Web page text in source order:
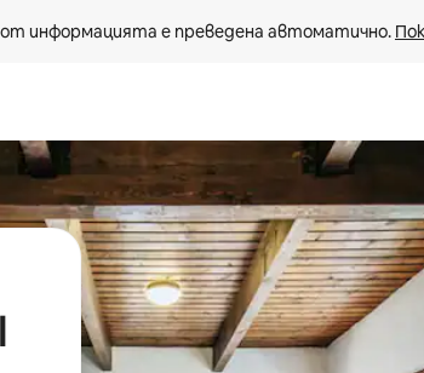
информацията е преведена автоматично.